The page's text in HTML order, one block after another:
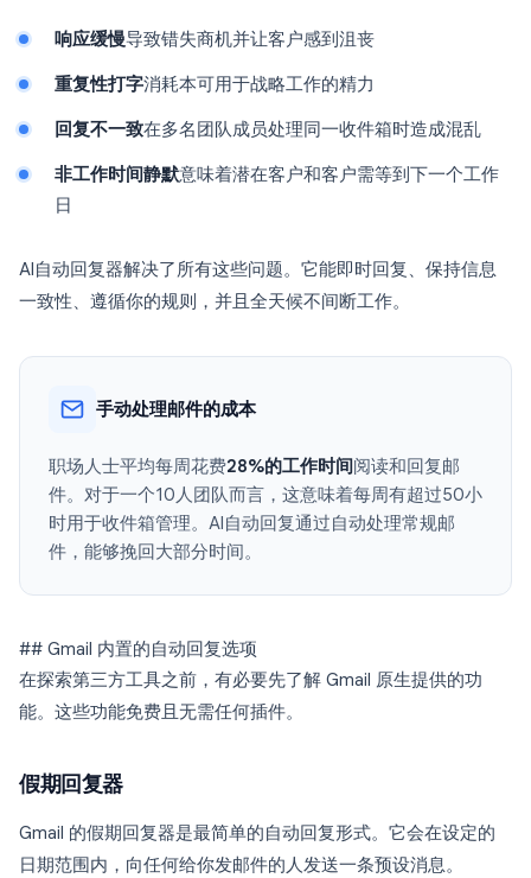
响应缓慢导致错失商机并让客户感到沮丧
重复性打字消耗本可用于战略工作的精力
回复不一致在多名团队成员处理同一收件箱时造成混乱
非工作时间静默意味着潜在客户和客户需等到下一个工作
日
AI自动回复器解决了所有这些问题。它能即时回复、保持信息
一致性、遵循你的规则，并且全天候不间断工作。
手动处理邮件的成本
职场人士平均每周花费28%的工作时间阅读和回复邮
件。对于一个10人团队而言，这意味着每周有超过50小
时用于收件箱管理。AI自动回复通过自动处理常规邮
件，能够挽回大部分时间。
## Gmail 内置的自动回复选项
在探索第三方工具之前，有必要先了解 Gmail 原生提供的功
能。这些功能免费且无需任何插件。
假期回复器
Gmail 的假期回复器是最简单的自动回复形式。它会在设定的
日期范围内，向任何给你发邮件的人发送一条预设消息。